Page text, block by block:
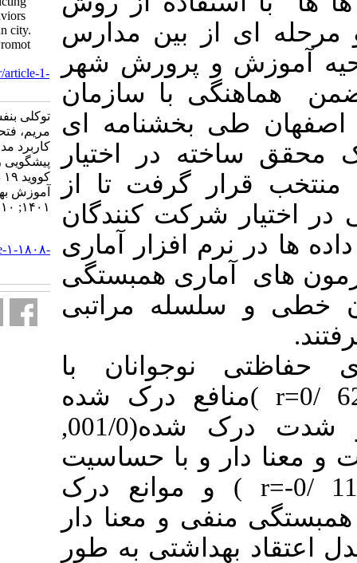
بین مدارس
شهر
با سازمان
ای
در اختیار
تا از
کنندگان
افزار آماری
همبستگی
مراتبی
با
درک شده
0
,
و با حساسیت
موانع درک
و معنا دار
به طور
COVID-19 preventive behaviors
among adolescents in Isfahan city.
Iran J Health Educ Health Promot
2022; 10 (2) :137-148
URL:http://journal.ihepsa.ir/article-1-
1808-fa.html
توکلی بنفشه، خوشگفتار محدثه، ژاله
مریم، فتحیان دستگردی زهره.
کاربرد مدل اعتقاد بهداشتی در
پیشگویی رفتارهای حفاظتی در برابر
کووید ۱۹ در نوجوانان شهراصفهان.
آموزش بهداشت و ارتقای سلامت.
۱۴۰۱; ۱۰ (۲) :۱۳۷-۱۴۸
http://journal.ihepsa.ir/article-۱-۱۸۰۸-